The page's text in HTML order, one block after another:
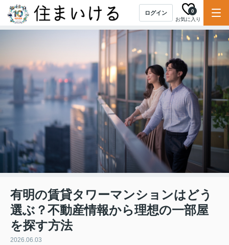
ログイン
お気に入り
0
有明の賃貸タワーマンションはどう
選ぶ？不動産情報から理想の一部屋
を探す方法
2026.06.03